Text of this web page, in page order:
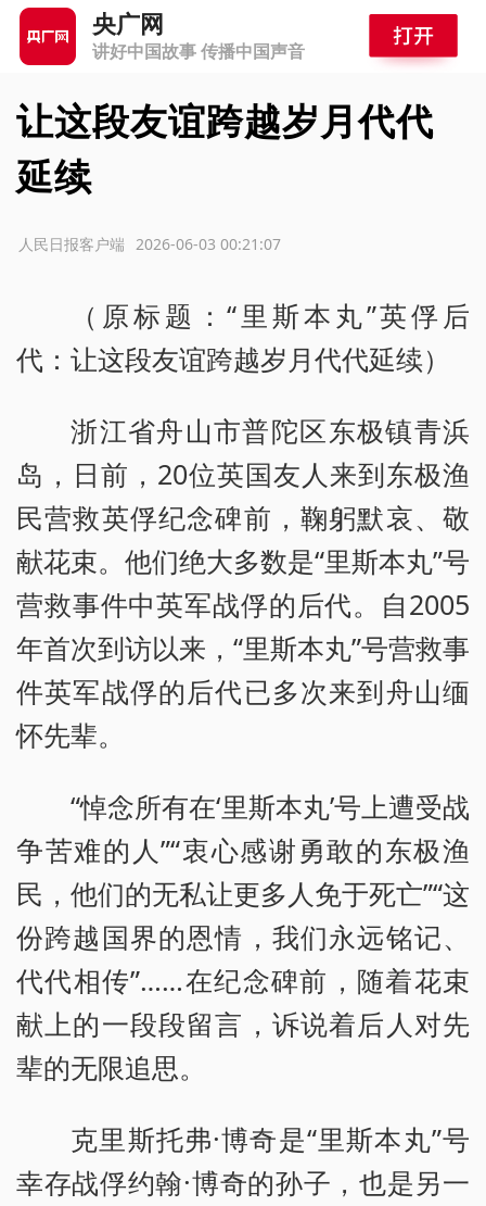
央广网
讲好中国故事 传播中国声音
让这段友谊跨越岁月代代
延续
2026-06-03 00:21:07
人民日报客户端
（原标题：“里斯本丸”英俘后
代：让这段友谊跨越岁月代代延续）
浙江省舟山市普陀区东极镇青浜
岛，日前，20位英国友人来到东极渔
民营救英俘纪念碑前，鞠躬默哀、敬
献花束。他们绝大多数是“里斯本丸”号
营救事件中英军战俘的后代。自2005
年首次到访以来，“里斯本丸”号营救事
件英军战俘的后代已多次来到舟山缅
怀先辈。
“悼念所有在‘里斯本丸’号上遭受战
争苦难的人”“衷心感谢勇敢的东极渔
民，他们的无私让更多人免于死亡”“这
份跨越国界的恩情，我们永远铭记、
代代相传”……在纪念碑前，随着花束
献上的一段段留言，诉说着后人对先
辈的无限追思。
克里斯托弗·博奇是“里斯本丸”号
幸存战俘约翰·博奇的孙子，也是另一